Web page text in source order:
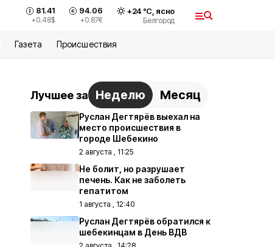
81.41
+0.48$
94.06
+0.87€
+24°С, ясно
Белгород
Газета Происшествия
Лучшее за Неделю Месяц
Руслан Дегтярёв выехал на
место происшествия в
городе Шебекино
2 августа , 11:25
Не болит, но разрушает
печень. Как не заболеть
гепатитом
1 августа , 12:40
Руслан Дегтярёв обратился к
шебекинцам в День ВДВ